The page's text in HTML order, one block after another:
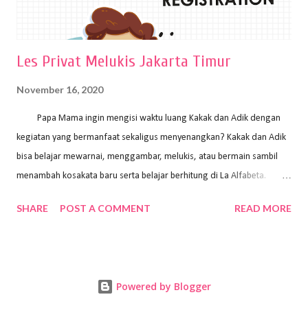
Les Privat Melukis Jakarta Timur
November 16, 2020
Papa Mama ingin mengisi waktu luang Kakak dan Adik dengan
kegiatan yang bermanfaat sekaligus menyenangkan? Kakak dan Adik
bisa belajar mewarnai, menggambar, melukis, atau bermain sambil
menambah kosakata baru serta belajar berhitung di La Alfabeta.
kok untuk mengajar dengan metode yang fun, La Alfabeta
Alfabeta. ⁣⁣⁣⁣Ada pilihan online class maupun offline class lho! Cek
SHARE POST A COMMENT READ MORE
Powered by Blogger